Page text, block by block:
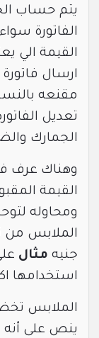
يتم حساب
الفاتورة
القيمة الي
مقنعه
تعديل
الجمارك
وهناك عرف
القيمة
ومحاوله
جنيه مثال
استخدامها
ينص على